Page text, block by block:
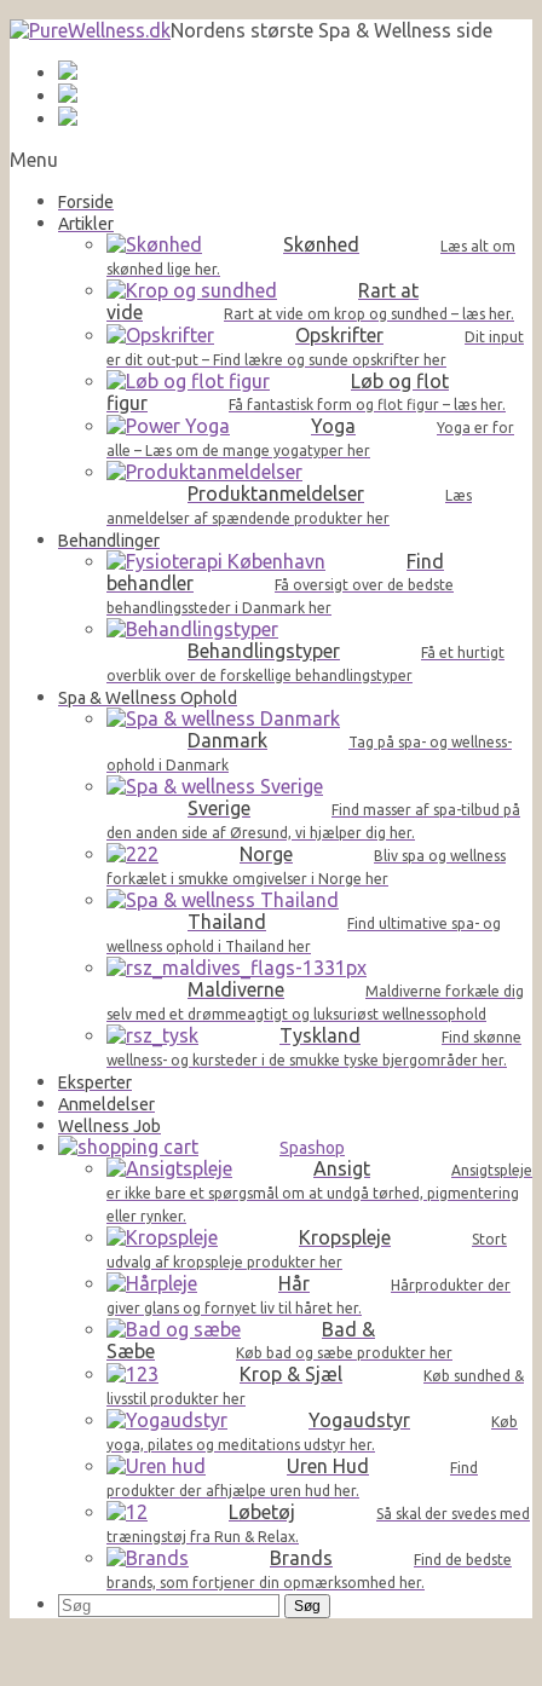
Nordens største Spa & Wellness side
Menu
Forside
Artikler
Skønhed
Læs alt om
skønhed lige her.
Rart at
vide
Rart at vide om krop og sundhed – læs her.
Opskrifter
Dit input
er dit out-put – Find lækre og sunde opskrifter her
Løb og flot
figur
Få fantastisk form og flot figur – læs her.
Yoga
Yoga er for
alle – Læs om de mange yogatyper her
Produktanmeldelser
Læs
anmeldelser af spændende produkter her
Behandlinger
Find
behandler
Få oversigt over de bedste
behandlingssteder i Danmark her
Behandlingstyper
Få et hurtigt
overblik over de forskellige behandlingstyper
Spa & Wellness Ophold
Danmark
Tag på spa- og wellness-
ophold i Danmark
Sverige
Find masser af spa-tilbud på
den anden side af Øresund, vi hjælper dig her.
Norge
Bliv spa og wellness
forkælet i smukke omgivelser i Norge her
Thailand
Find ultimative spa- og
wellness ophold i Thailand her
Maldiverne
Maldiverne forkæle dig
selv med et drømmeagtigt og luksuriøst wellnessophold
Tyskland
Find skønne
wellness- og kursteder i de smukke tyske bjergområder her.
Eksperter
Anmeldelser
Wellness Job
Spashop
Ansigt
Ansigtspleje
er ikke bare et spørgsmål om at undgå tørhed, pigmentering
eller rynker.
Kropspleje
Stort
udvalg af kropspleje produkter her
Hår
Hårprodukter der
giver glans og fornyet liv til håret her.
Bad &
Sæbe
Køb bad og sæbe produkter her
Krop & Sjæl
Køb sundhed &
livsstil produkter her
Yogaudstyr
Køb
yoga, pilates og meditations udstyr her.
Uren Hud
Find
produkter der afhjælpe uren hud her.
Løbetøj
Så skal der svedes med
træningstøj fra Run & Relax.
Brands
Find de bedste
brands, som fortjener din opmærksomhed her.
Søg
efter: